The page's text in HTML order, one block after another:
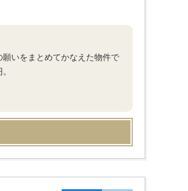
願いをまとめてかなえた物件で